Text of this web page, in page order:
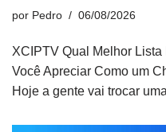
por Pedro 06/08/2026
XCIPTV Qual Melhor
Você Apreciar Como um
Hoje a gente vai trocar